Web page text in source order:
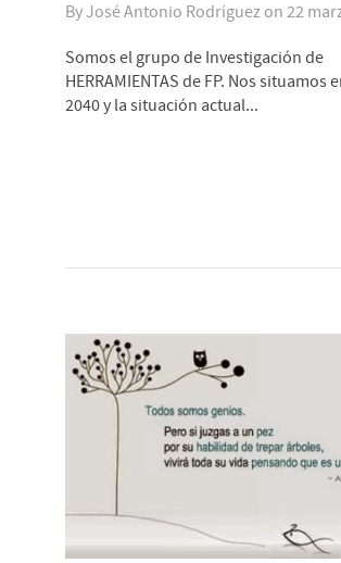
ByJosé Antonio Rodríguez on 22
Somos el grupo de Investigación de
HERRAMIENTAS de FP. Nos situamos
2040 y la situación actual...